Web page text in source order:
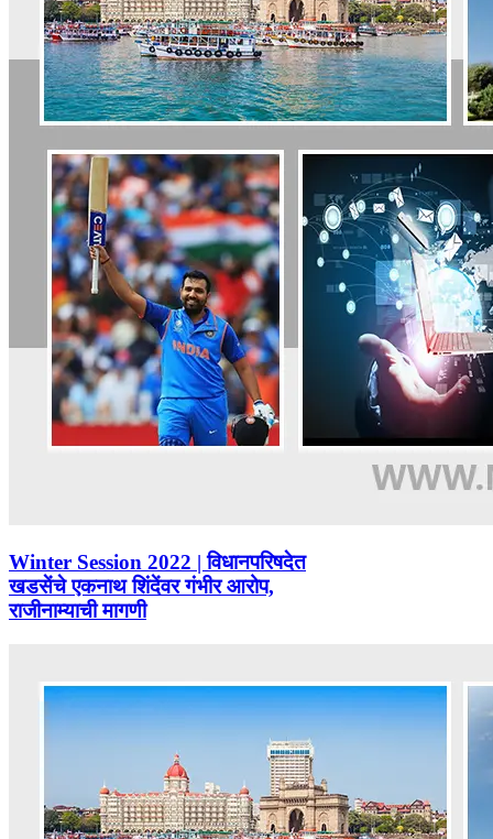
Winter Session 2022 | विधानपरिषदेत
खडसेंचे एकनाथ शिंदेंवर गंभीर आरोप,
राजीनाम्याची मागणी